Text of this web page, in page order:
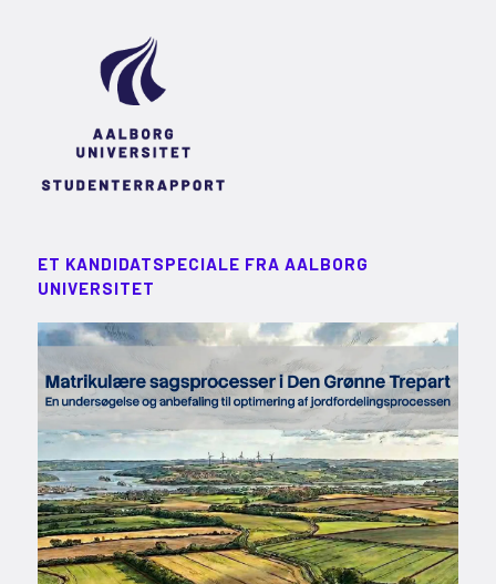
ET KANDIDATSPECIALE FRA AALBORG
UNIVERSITET